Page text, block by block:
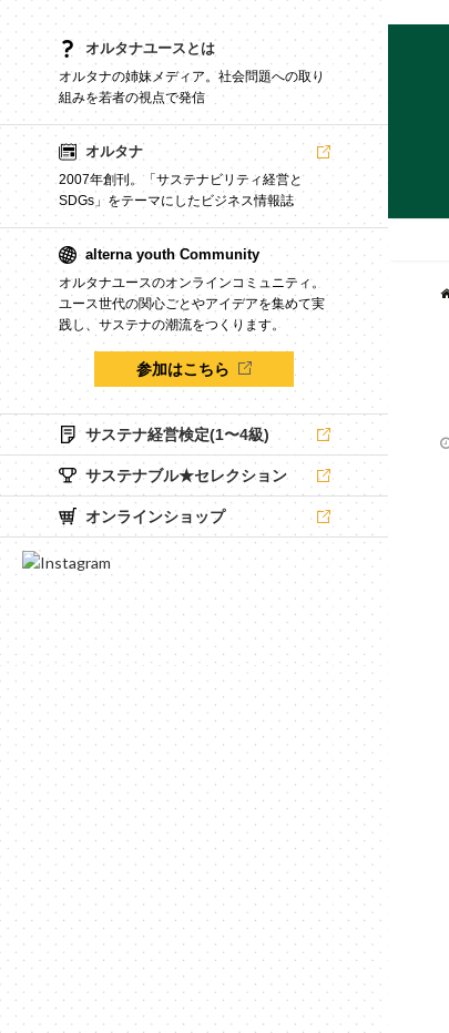
オルタナユースとは
オルタナの姉妹メディア。社会問題への取り
組みを若者の視点で発信
オルタナ
2007年創刊。「サステナビリティ経営と
SDGs」をテーマにしたビジネス情報誌
alterna youth Community
オルタナユースのオンラインコミュニティ。
ユース世代の関心ごとやアイデアを集めて実
践し、サステナの潮流をつくります。
参加はこちら
サステナ経営検定(1〜4級)
サステナブル★セレクション
オンラインショップ